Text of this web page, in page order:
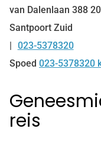
van Dalenlaan 388
Santpoort Zuid
Tel:
023-5378320
Spoed 023-5378320
reis